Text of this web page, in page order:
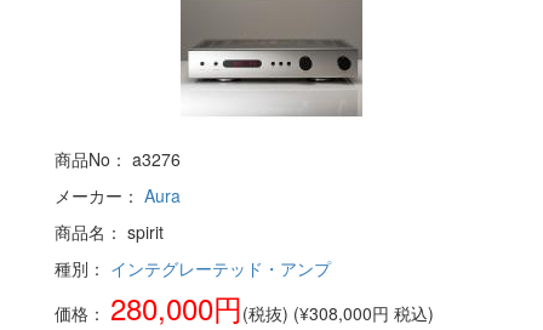
商品No： a3276
メーカー： Aura
商品名： spirit
種別： インテグレーテッド・アンプ
価格： 280,000円(税抜) (¥308,000円 税込)